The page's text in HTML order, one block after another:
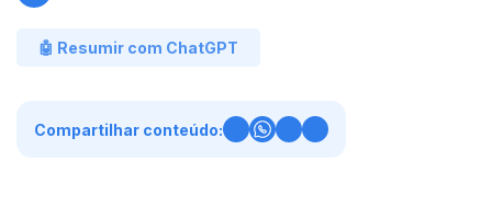
🤖 Resumir com ChatGPT
Compartilhar conteúdo: